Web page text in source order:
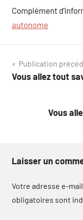
Complément
autonome
Navigation
de
Publication
Vous allez tout
Vous
Laisser un
Votre adresse e-
obligatoires sont